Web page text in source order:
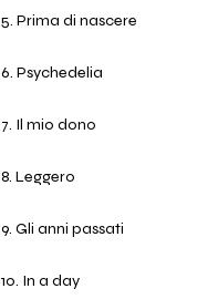
5. Prima di nascere
6. Psychedelia
7. Il mio dono
8. Leggero
9. Gli anni passati
10. In a day